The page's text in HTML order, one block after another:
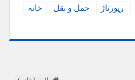
رپورتاژ حمل و نقل
خانه